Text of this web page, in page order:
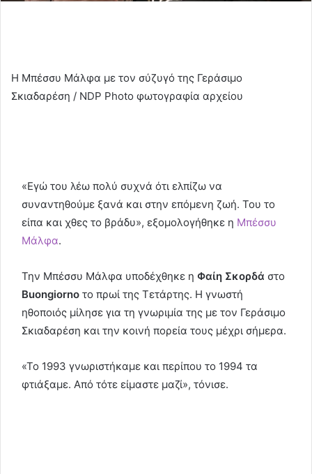
Η Μπέσσυ Μάλφα με τον σύζυγό της Γεράσιμο
Σκιαδαρέση / NDP Photo φωτογραφία αρχείου
«Εγώ του λέω πολύ συχνά ότι ελπίζω να
συναντηθούμε ξανά και στην επόμενη ζωή. Του το
είπα και χθες το βράδυ», εξομολογήθηκε η Μπέσσυ
Μάλφα.
Την Μπέσσυ Μάλφα υποδέχθηκε η Φαίη Σκορδά στο
Buongiorno το πρωί της Τετάρτης. Η γνωστή
ηθοποιός μίλησε για τη γνωριμία της με τον Γεράσιμο
Σκιαδαρέση και την κοινή πορεία τους μέχρι σήμερα.
«Το 1993 γνωριστήκαμε και περίπου το 1994 τα
φτιάξαμε. Από τότε είμαστε μαζί», τόνισε.